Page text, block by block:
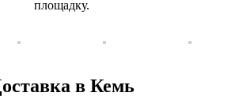
площадку.
в Кемь